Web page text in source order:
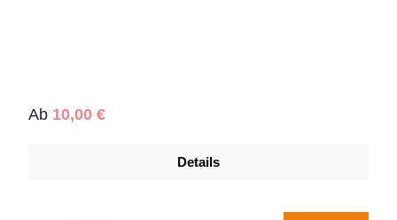
Regulärer Preis:
Ab 10,00 €
Details